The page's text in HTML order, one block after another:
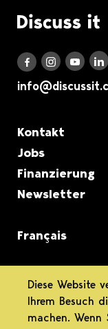
Discuss it auf
Discuss it
Metanavigation
Kontakt
Jobs
Finanzierung
Newsletter
Français
Diese Website
Ihrem Besuch
machen. Wenn